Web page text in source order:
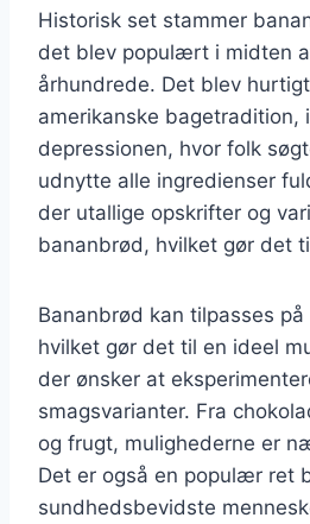
Historisk set stammer
det blev populært i midten
århundrede. Det blev
amerikanske
depressionen, hvor folk
udnytte alle ingredienser
der utallige opskrifter og
bananbrød, hvilket gør det
Bananbrød kan tilpasses
hvilket gør det til en ideel
der ønsker at
smagsvarianter. Fra
og frugt, mulighederne er
Det er også en populær ret
sundhedsbevidste